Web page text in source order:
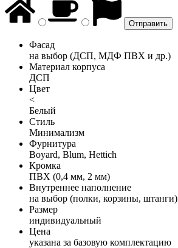
Фасад
на выбор (ДСП, МДФ ПВХ и др.)
Материал корпуса
ДСП
Цвет
<
Белый
Стиль
Минимализм
Фурнитура
Boyard, Blum, Hettich
Кромка
ПВХ (0,4 мм, 2 мм)
Внутреннее наполнение
на выбор (полки, корзины, штанги)
Размер
индивидуальный
Цена
указана за базовую комплектацию